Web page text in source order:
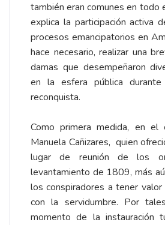
también eran comunes en todo
explica la participación activa
procesos emancipatorios en
hace necesario, realizar una
damas que desempeñaron
en la esfera pública
reconquista.
Como primera medida, en el
Manuela Cañizares, quien
lugar de reunión de los
levantamiento de 1809, más
los conspiradores a tener
con la servidumbre. Por
momento de la instauración